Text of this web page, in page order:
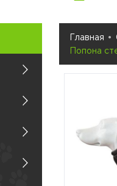
Главная
Попона